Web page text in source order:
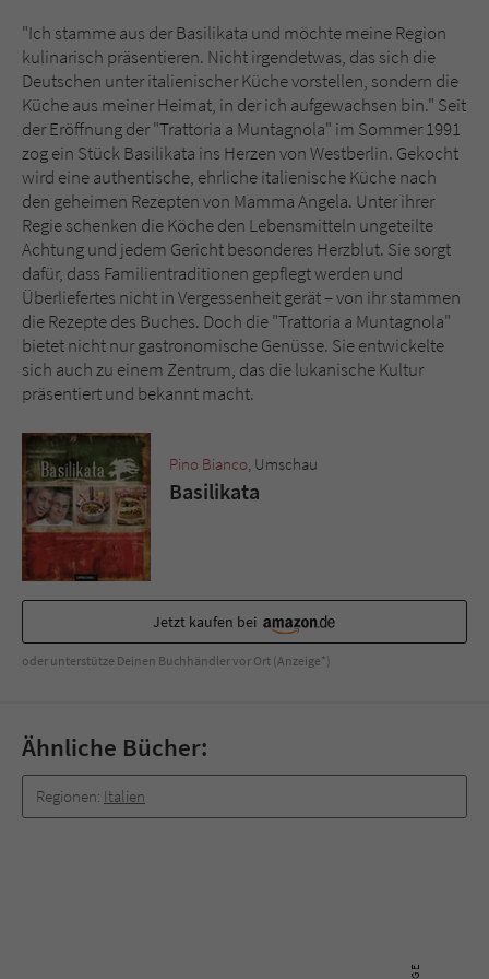
"Ich stamme aus der Basilikata und möchte meine Region
kulinarisch präsentieren. Nicht irgendetwas, das sich die
Deutschen unter italienischer Küche vorstellen, sondern die
Küche aus meiner Heimat, in der ich aufgewachsen bin." Seit
der Eröffnung der "Trattoria a Muntagnola" im Sommer 1991
zog ein Stück Basilikata ins Herzen von Westberlin. Gekocht
wird eine authentische, ehrliche italienische Küche nach
den geheimen Rezepten von Mamma Angela. Unter ihrer
Regie schenken die Köche den Lebensmitteln ungeteilte
Achtung und jedem Gericht besonderes Herzblut. Sie sorgt
dafür, dass Familientraditionen gepflegt werden und
Überliefertes nicht in Vergessenheit gerät – von ihr stammen
die Rezepte des Buches. Doch die "Trattoria a Muntagnola"
bietet nicht nur gastronomische Genüsse. Sie entwickelte
sich auch zu einem Zentrum, das die lukanische Kultur
präsentiert und bekannt macht.
Pino Bianco, Umschau
Basilikata
Jetzt kaufen bei
oder unterstütze Deinen Buchhändler vor Ort (Anzeige*)
Ähnliche Bücher:
Regionen: Italien
Name tx_pwcomments_ahash
Anbieter Literatur-Couch Medien GmbH & Co. KG
Laufzeit 1 Jahr
Zweck Cookie für Kommentare einzelner Buchtitel
Name fe_typo_user
Anbieter Literatur-Couch Medien GmbH & Co. KG
Laufzeit Session
Zweck
Benutzer. Es wird benötigt um z. B. den
Sicherheitscode des Kontaktformulars zu